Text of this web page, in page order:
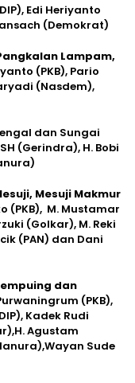
Edi Heriyanto
(Demokrat)
Lampam,
(PKB), Pario
(Nasdem),
dan Sungai
(Gerindra), H. Bobi
Mesuji Makmur
(PKB), M. Mustamar
(Golkar), M. Reki
(PAN) dan Dani
dan
(PKB),
Kadek Rudi
Agustam
Sude